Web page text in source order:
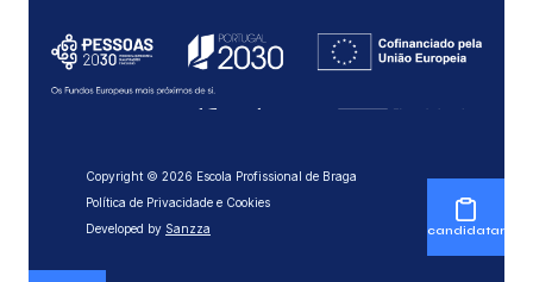
Copyright © 2026 Escola Profissional de Braga
Política de Privacidade e Cookies
Developed by Sanzza candidatar